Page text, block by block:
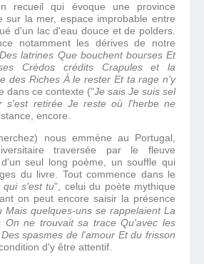
recueil qui évoque une province
sur la mer, espace improbable entre
d'un lac d'eau douce et de polders.
notamment les dérives de notre
Des latrines Que bouchent bourses Et
Crédos crédits Crapules et la
des Riches À le rester Et ta rage n'y
dans ce contexte ("Je sais Je suis sel
s'est retirée Je reste où l'herbe ne
encore.
nous emmène au Portugal,
traversée par le fleuve
seul long poème, un souffle qui
du livre. Tout commence dans le
qui s'est tu", celui du poète mythique
on peut encore saisir la présence
Mais quelques-uns se rappelaient La
On ne trouvait sa trace Qu'avec les
spasmes de l'amour Et du frisson
d'y être attentif.